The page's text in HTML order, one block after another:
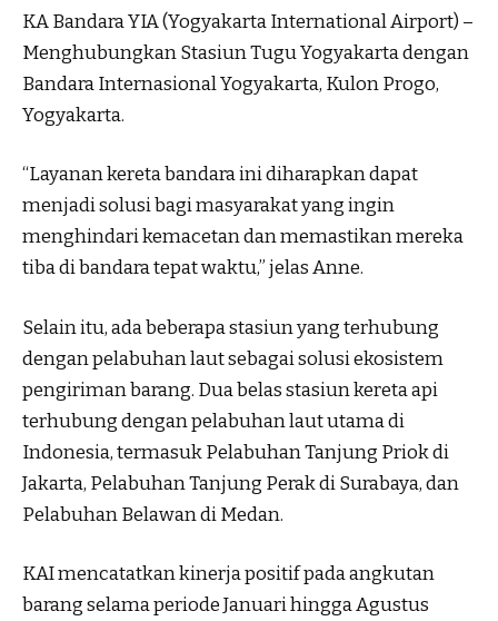
KA Bandara YIA (Yogyakarta International Airport) –
Menghubungkan Stasiun Tugu Yogyakarta dengan
Bandara Internasional Yogyakarta, Kulon Progo,
Yogyakarta.
“Layanan kereta bandara ini diharapkan dapat
menjadi solusi bagi masyarakat yang ingin
menghindari kemacetan dan memastikan mereka
tiba di bandara tepat waktu,” jelas Anne.
Selain itu, ada beberapa stasiun yang terhubung
dengan pelabuhan laut sebagai solusi ekosistem
pengiriman barang. Dua belas stasiun kereta api
terhubung dengan pelabuhan laut utama di
Indonesia, termasuk Pelabuhan Tanjung Priok di
Jakarta, Pelabuhan Tanjung Perak di Surabaya, dan
Pelabuhan Belawan di Medan.
KAI mencatatkan kinerja positif pada angkutan
barang selama periode Januari hingga Agustus